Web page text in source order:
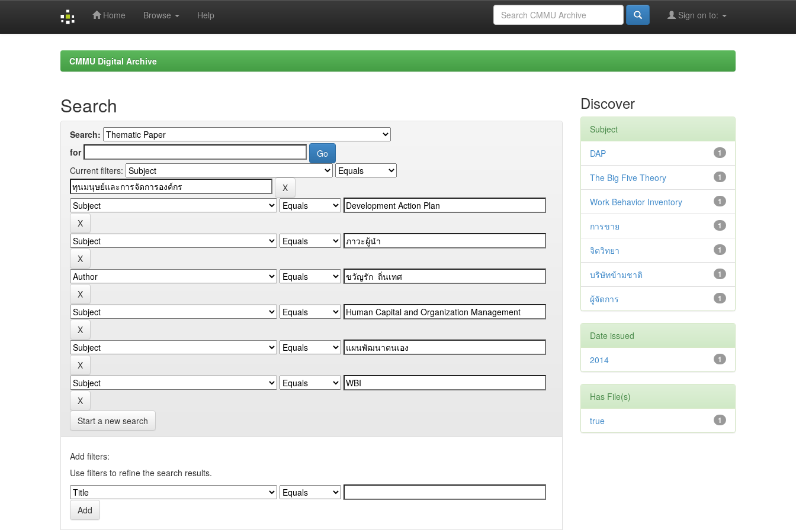
Home Browse Help Sign on to:
CMMU Digital Archive
Search
Search:
for
Current filters:
Start a new search
Add filters:
Use filters to refine the search results.
Discover
Subject
1
DAP
1
The Big Five Theory
1
Work Behavior Inventory
1
การขาย
1
จิตวิทยา
1
บริษัทข้ามชาติ
1
ผู้จัดการ
Date issued
1
2014
Has File(s)
1
true